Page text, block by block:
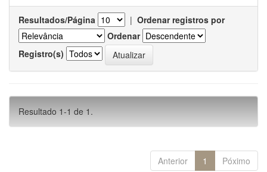
Resultados/Página | Ordenar registros por
Ordenar
Registro(s)
Resultado 1-1 de 1.
Anterior 1 Póximo